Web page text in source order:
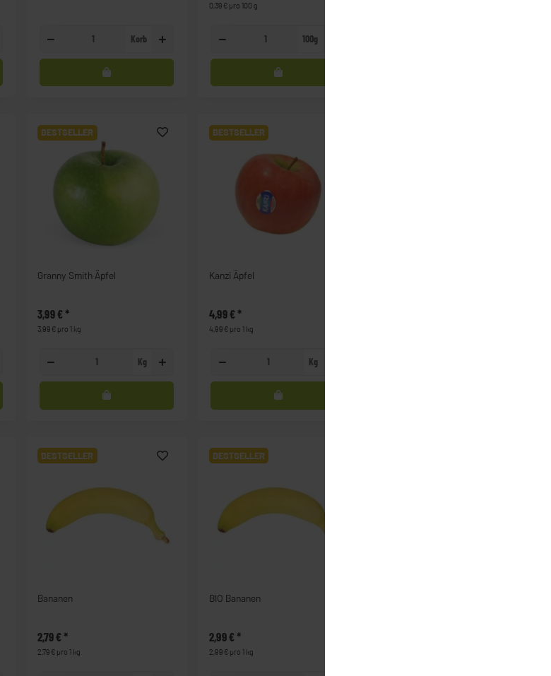
Korb
0,39 € pro 100 g
100g
BESTSELLER
Granny Smith Äpfel
3,99 €*
3,99 € pro 1 kg
Kg
BESTSELLER
Kanzi Äpfel
4,99 €*
4,99 € pro 1 kg
Kg
BESTSELLER
Bananen
2,79 €*
2,79 € pro 1 kg
BESTSELLER
BIO Bananen
2,99 €*
2,99 € pro 1 kg